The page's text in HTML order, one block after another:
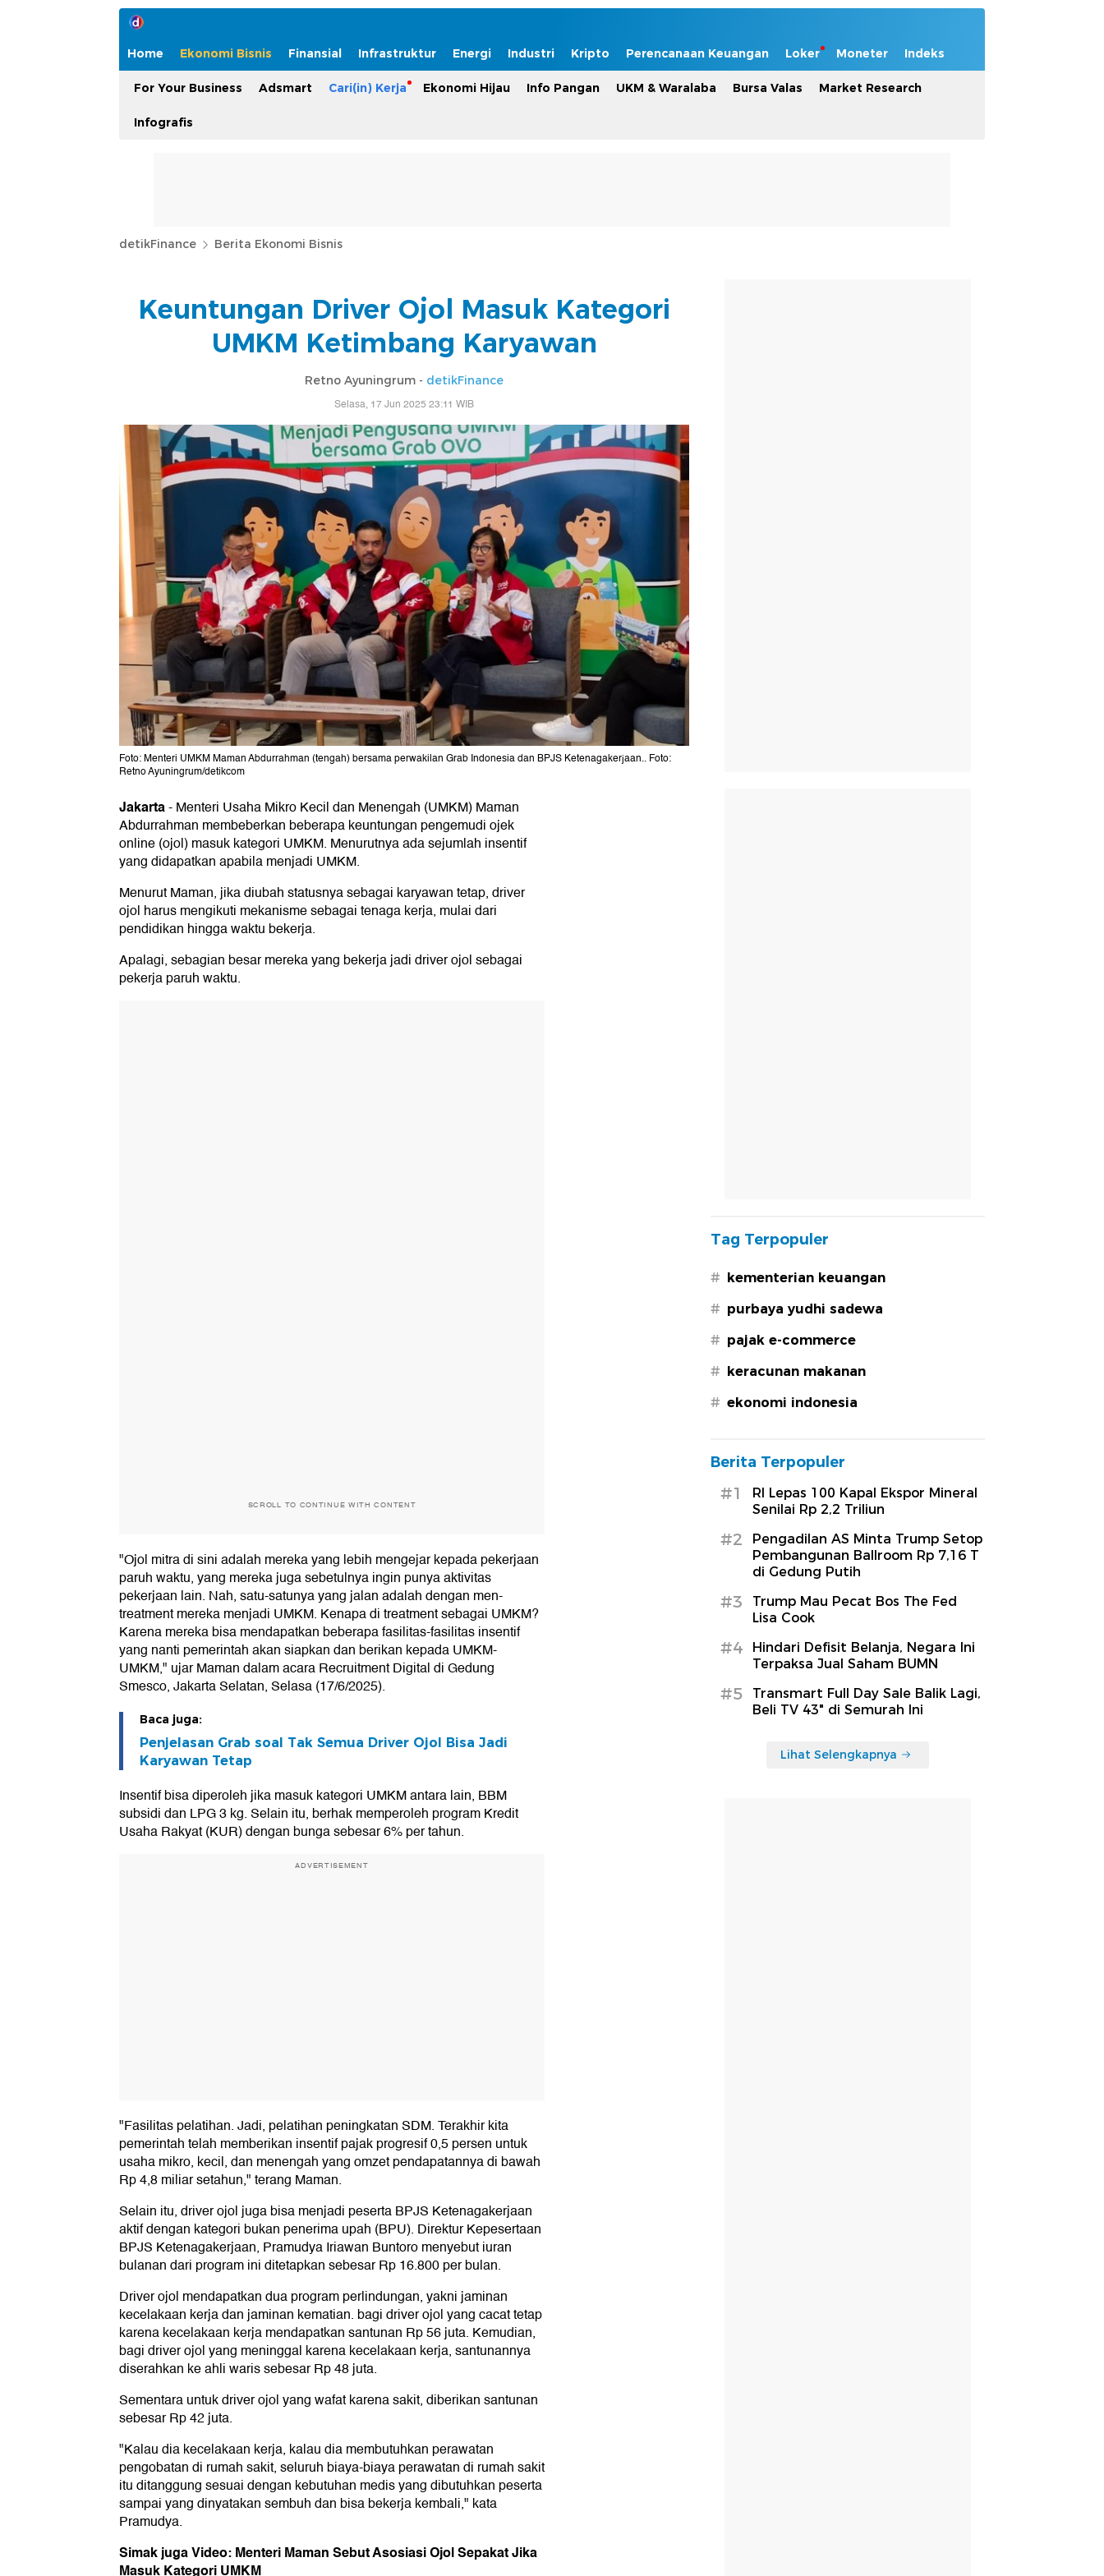
Home Ekonomi Bisnis Finansial Infrastruktur Energi Industri Kripto Perencanaan Keuangan Loker Moneter Indeks
For Your Business Adsmart Cari(in) Kerja Ekonomi Hijau Info Pangan UKM & Waralaba Bursa Valas Market Research
Infografis
detikFinance Berita Ekonomi Bisnis
Keuntungan Driver Ojol Masuk Kategori
UMKM Ketimbang Karyawan
Retno Ayuningrum - detikFinance
Selasa, 17 Jun 2025 23:11 WIB
Foto: Menteri UMKM Maman Abdurrahman (tengah) bersama perwakilan Grab Indonesia dan BPJS Ketenagakerjaan.. Foto:
Retno Ayuningrum/detikcom
Jakarta-Menteri Usaha Mikro Kecil dan Menengah (UMKM) Maman
Abdurrahman membeberkan beberapa keuntungan pengemudi ojek
online (ojol) masuk kategori UMKM. Menurutnya ada sejumlah insentif
yang didapatkan apabila menjadi UMKM.
Menurut Maman, jika diubah statusnya sebagai karyawan tetap, driver
ojol harus mengikuti mekanisme sebagai tenaga kerja, mulai dari
pendidikan hingga waktu bekerja.
Apalagi, sebagian besar mereka yang bekerja jadi driver ojol sebagai
pekerja paruh waktu.
SCROLL TO CONTINUE WITH CONTENT
"Ojol mitra di sini adalah mereka yang lebih mengejar kepada pekerjaan
paruh waktu, yang mereka juga sebetulnya ingin punya aktivitas
pekerjaan lain. Nah, satu-satunya yang jalan adalah dengan men-
treatment mereka menjadi UMKM. Kenapa di treatment sebagai UMKM?
Karena mereka bisa mendapatkan beberapa fasilitas-fasilitas insentif
yang nanti pemerintah akan siapkan dan berikan kepada UMKM-
UMKM," ujar Maman dalam acara Recruitment Digital di Gedung
Smesco, Jakarta Selatan, Selasa (17/6/2025).
Baca juga:
Penjelasan Grab soal Tak Semua Driver Ojol Bisa Jadi
Karyawan Tetap
Insentif bisa diperoleh jika masuk kategori UMKM antara lain, BBM
subsidi dan LPG 3 kg. Selain itu, berhak memperoleh program Kredit
Usaha Rakyat (KUR) dengan bunga sebesar 6% per tahun.
ADVERTISEMENT
"Fasilitas pelatihan. Jadi, pelatihan peningkatan SDM. Terakhir kita
pemerintah telah memberikan insentif pajak progresif 0,5 persen untuk
usaha mikro, kecil, dan menengah yang omzet pendapatannya di bawah
Rp 4,8 miliar setahun," terang Maman.
Selain itu, driver ojol juga bisa menjadi peserta BPJS Ketenagakerjaan
aktif dengan kategori bukan penerima upah (BPU). Direktur Kepesertaan
BPJS Ketenagakerjaan, Pramudya Iriawan Buntoro menyebut iuran
bulanan dari program ini ditetapkan sebesar Rp 16.800 per bulan.
Driver ojol mendapatkan dua program perlindungan, yakni jaminan
kecelakaan kerja dan jaminan kematian. bagi driver ojol yang cacat tetap
karena kecelakaan kerja mendapatkan santunan Rp 56 juta. Kemudian,
bagi driver ojol yang meninggal karena kecelakaan kerja, santunannya
diserahkan ke ahli waris sebesar Rp 48 juta.
Sementara untuk driver ojol yang wafat karena sakit, diberikan santunan
sebesar Rp 42 juta.
"Kalau dia kecelakaan kerja, kalau dia membutuhkan perawatan
pengobatan di rumah sakit, seluruh biaya-biaya perawatan di rumah sakit
itu ditanggung sesuai dengan kebutuhan medis yang dibutuhkan peserta
sampai yang dinyatakan sembuh dan bisa bekerja kembali," kata
Pramudya.
Simak juga Video: Menteri Maman Sebut Asosiasi Ojol Sepakat Jika
Masuk Kategori UMKM
Tag Terpopuler
# kementerian keuangan
# purbaya yudhi sadewa
# pajak e-commerce
# keracunan makanan
# ekonomi indonesia
Berita Terpopuler
#1
RI Lepas 100 Kapal Ekspor Mineral
Senilai Rp 2,2 Triliun
#2
Pengadilan AS Minta Trump Setop
Pembangunan Ballroom Rp 7,16 T
di Gedung Putih
#3
Trump Mau Pecat Bos The Fed
Lisa Cook
#4
Hindari Defisit Belanja, Negara Ini
Terpaksa Jual Saham BUMN
#5
Transmart Full Day Sale Balik Lagi,
Beli TV 43" di Semurah Ini
Lihat Selengkapnya